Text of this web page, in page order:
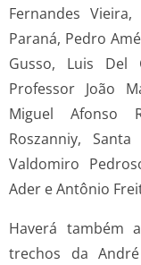
Fernandes
Paraná, Pedro
Gusso, Luis Del
Professor João
Miguel Afonso
Roszanniy,
Valdomiro
Ader e Antônio
Haverá também
trechos da